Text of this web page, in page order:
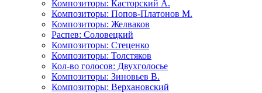
Композиторы: Касторский А.
Композиторы: Попов-Платонов М.
Композиторы: Желваков
Распев: Соловецкий
Композиторы: Стеценко
Композиторы: Толстяков
Кол-во голосов: Двухголосье
Композиторы: Зиновьев В.
Композиторы: Верхановский